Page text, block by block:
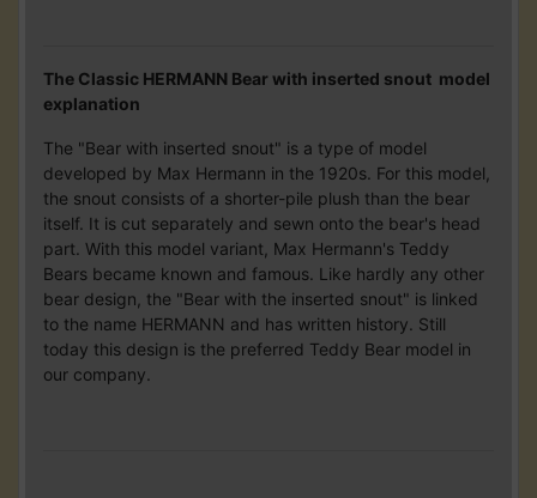
The Classic HERMANN Bear with inserted snout model
explanation
The "Bear with inserted snout" is a type of model
developed by Max Hermann in the 1920s. For this model,
the snout consists of a shorter-pile plush than the bear
itself. It is cut separately and sewn onto the bear's head
part. With this model variant, Max Hermann's Teddy
Bears became known and famous. Like hardly any other
bear design, the "Bear with the inserted snout" is linked
to the name HERMANN and has written history. Still
today this design is the preferred Teddy Bear model in
our company.